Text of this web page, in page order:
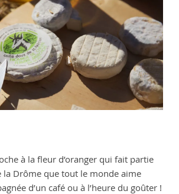
à la fleur d’oranger qui fait partie
la Drôme que tout le monde aime
d’un café ou à l’heure du goûter !